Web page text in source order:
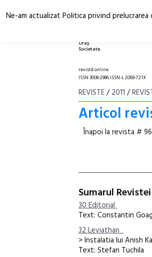
Oraș.
Societate.
revistă online
ISSN 3008-2986 ISSN-L 2069-721X
REVISTE/2011 /
Articol
Înapoi la revista # 96
Sumarul
30 Editorial
Text: Constantin
32 Leviathan
> Instalatia lui Anish
Text: Stefan Tuchila
Ne-am actualizat Politica privind